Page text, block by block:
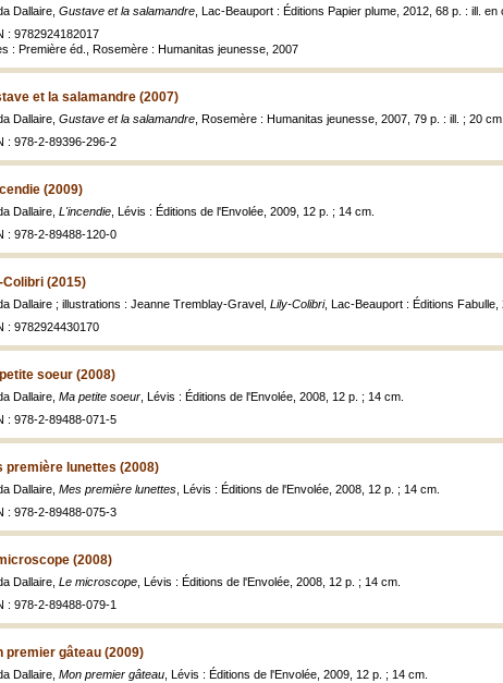
Dallaire, Gustave et la salamandre , Lac-Beauport : Éditions Papier plume, 2012, 68 p. : ill. en
: 9782924182017
: Première éd., Rosemère : Humanitas jeunesse, 2007
et la salamandre (2007)
Dallaire, Gustave et la salamandre , Rosemère : Humanitas jeunesse, 2007, 79 p. : ill. ; 20 cm.
: 978-2-89396-296-2
(2009)
Dallaire, L'incendie , Lévis : Éditions de l'Envolée, 2009, 12 p. ; 14 cm.
: 978-2-89488-120-0
Colibri (2015)
Dallaire ; illustrations : Jeanne Tremblay-Gravel, Lily-Colibri, Lac-Beauport : Éditions
: 9782924430170
soeur (2008)
Dallaire, Ma petite soeur , Lévis : Éditions de l'Envolée, 2008, 12 p. ; 14 cm.
: 978-2-89488-071-5
première lunettes (2008)
Dallaire, Mes première lunettes , Lévis : Éditions de l'Envolée, 2008, 12 p. ; 14 cm.
: 978-2-89488-075-3
(2008)
Dallaire, Le microscope , Lévis : Éditions de l'Envolée, 2008, 12 p. ; 14 cm.
: 978-2-89488-079-1
premier gâteau (2009)
Dallaire, Mon premier gâteau , Lévis : Éditions de l'Envolée, 2009, 12 p. ; 14 cm.